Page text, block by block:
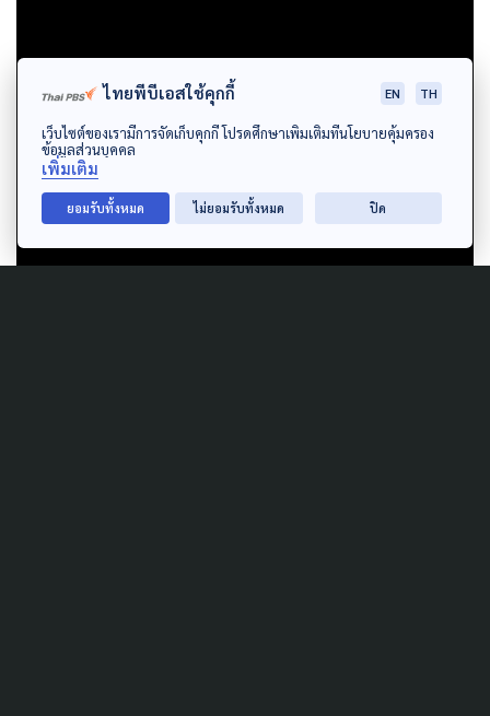
ไทยพีบีเอสใช้คุกกี้ EN TH
เว็บไซต์ของเรามีการจัดเก็บคุกกี้ โปรดศึกษาเพิ่มเติมที่นโยบายคุ้มครอง
ข้อมูลส่วนบุคคล
เพิ่มเติม
ยอมรับทั้งหมด ไม่ยอมรับทั้งหมด ปิด